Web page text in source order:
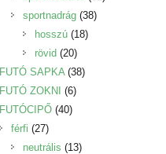
sportnadrág 3838
hosszú 1818
rövid 2020
termék
FUTÓ SAPKA 3838
FUTÓ ZOKNI 66
FUTÓCIPŐ 4040
férfi 2727
termék
neutrális 1313